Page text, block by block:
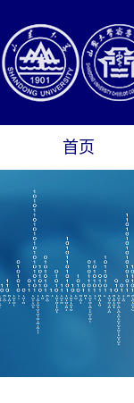
首页